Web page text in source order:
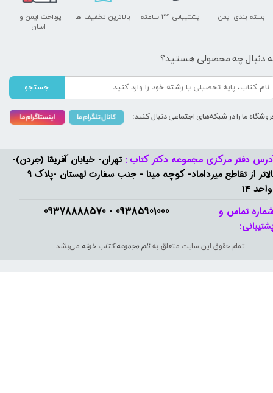
09385901000 - 09378888570​​​​​​​
دفتر مرکزی مجموعه دکتر کتاب : تهران- خیابان آفریقا (جردن)-
بالاتر از تقاطع میرداماد- کوچه مینا - جنب سفارت لهستان -پلاک 9
14
تمام حقوق این سایت متعلق بهنام مجموعه کتاب خونه می‌باشد.
تماس و
پشتیبانی ۲۴ ساعته
پرداخت ایمن و ​​​​​​​
آسان
بسته بندی ایمن بالاترین تخفیف ها
دنبال چه محصولی هستید؟
جستجو
ما را در شبکه‌های اجتماعی دنبال کنید: